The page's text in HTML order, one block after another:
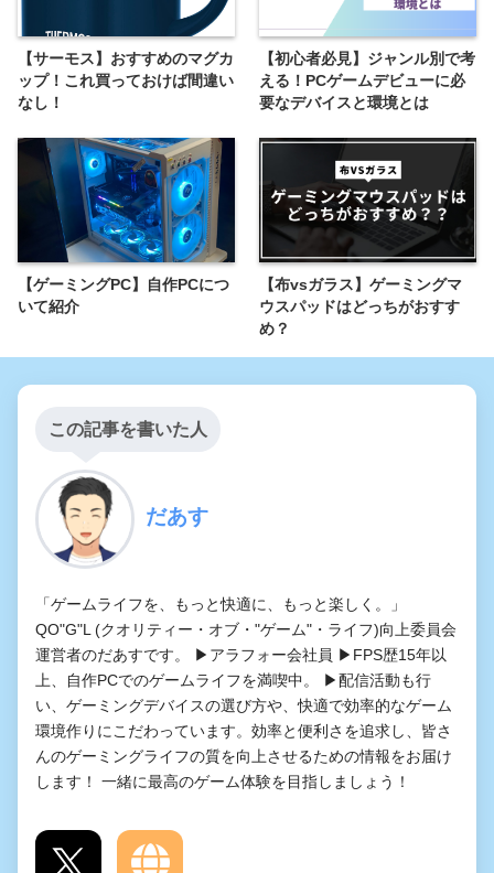
【サーモス】おすすめのマグカ
ップ！これ買っておけば間違い
なし！
【初心者必見】ジャンル別で考
える！PCゲームデビューに必
要なデバイスと環境とは
【ゲーミングPC】自作PCにつ
いて紹介
【布vsガラス】ゲーミングマ
ウスパッドはどっちがおすす
め？
この記事を書いた人
だあす
「ゲームライフを、もっと快適に、もっと楽しく。」
QO"G"L (クオリティー・オブ・"ゲーム"・ライフ)向上委員会
運営者のだあすです。 ▶アラフォー会社員 ▶FPS歴15年以
上、自作PCでのゲームライフを満喫中。 ▶配信活動も行
い、ゲーミングデバイスの選び方や、快適で効率的なゲーム
環境作りにこだわっています。効率と便利さを追求し、皆さ
んのゲーミングライフの質を向上させるための情報をお届け
します！ 一緒に最高のゲーム体験を目指しましょう！